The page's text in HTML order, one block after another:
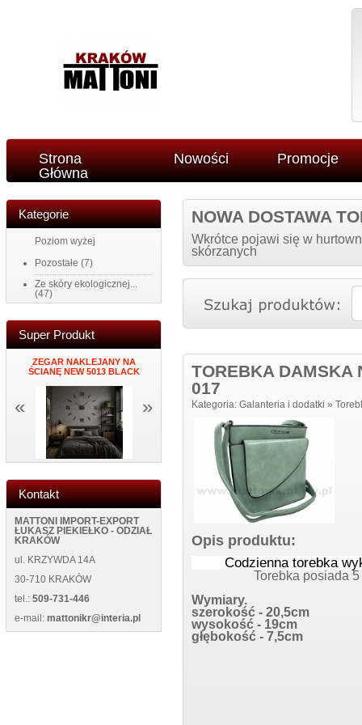
Strona
Główna
Nowości Promocje
Kategorie
Poziom wyżej
Pozostałe (7)
Ze skóry ekologicznej...
(47)
Super Produkt
ZEGAR NAKLEJANY NA
ŚCIANĘ NEW 5013 BLACK
BLUE
NEW WILD
« »
Kontakt
MATTONI IMPORT-EXPORT
ŁUKASZ PIEKIEŁKO - ODZIAŁ
KRAKÓW
ul. KRZYWDA 14A
30-710 KRAKÓW
tel.: 509-731-446
e-mail: mattonikr@interia.pl
NOWA DOSTAWA
Wkrótce pojawi się w
skórzanych
TOREBKA DAMSKA
017
Kategoria: Galanteria i dodatki »
Opis produktu:
Codzienna torebka
Torebka posiada
Wymiary.
szerokość - 20,5cm
wysokość - 19cm
głębokość - 7,5cm